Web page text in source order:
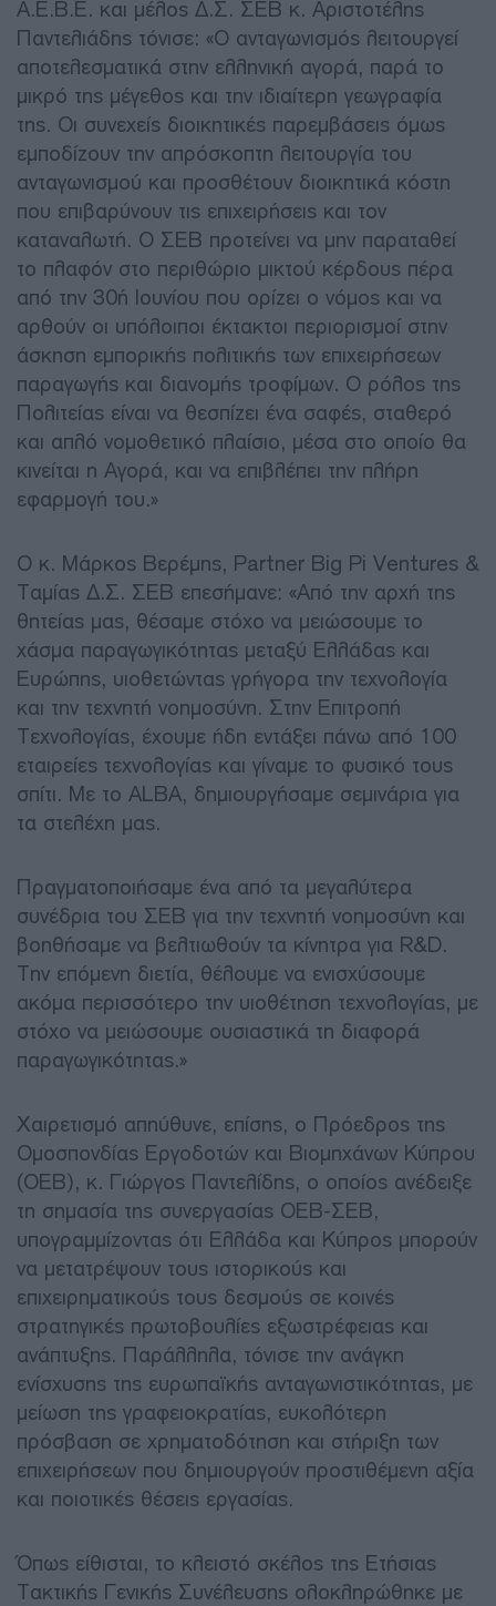
Α.Ε.Β.Ε. και μέλος Δ.Σ. ΣΕΒ κ. Αριστοτέλης
Παντελιάδης τόνισε: «Ο ανταγωνισμός λειτουργεί
αποτελεσματικά στην ελληνική αγορά, παρά το
μικρό της μέγεθος και την ιδιαίτερη γεωγραφία
της. Οι συνεχείς διοικητικές παρεμβάσεις όμως
εμποδίζουν την απρόσκοπτη λειτουργία του
ανταγωνισμού και προσθέτουν διοικητικά κόστη
που επιβαρύνουν τις επιχειρήσεις και τον
καταναλωτή. Ο ΣΕΒ προτείνει να μην παραταθεί
το πλαφόν στο περιθώριο μικτού κέρδους πέρα
από την 30ή Ιουνίου που ορίζει ο νόμος και να
αρθούν οι υπόλοιποι έκτακτοι περιορισμοί στην
άσκηση εμπορικής πολιτικής των επιχειρήσεων
παραγωγής και διανομής τροφίμων. Ο ρόλος της
Πολιτείας είναι να θεσπίζει ένα σαφές, σταθερό
και απλό νομοθετικό πλαίσιο, μέσα στο οποίο θα
κινείται η Αγορά, και να επιβλέπει την πλήρη
εφαρμογή του.»
Ο κ. Μάρκος Βερέμης, Partner Big Pi Ventures &
Ταμίας Δ.Σ. ΣΕΒ επεσήμανε: «Από την αρχή της
θητείας μας, θέσαμε στόχο να μειώσουμε το
χάσμα παραγωγικότητας μεταξύ Ελλάδας και
Ευρώπης, υιοθετώντας γρήγορα την τεχνολογία
και την τεχνητή νοημοσύνη. Στην Επιτροπή
Τεχνολογίας, έχουμε ήδη εντάξει πάνω από 100
εταιρείες τεχνολογίας και γίναμε το φυσικό τους
σπίτι. Με το ALBA, δημιουργήσαμε σεμινάρια για
τα στελέχη μας.
Πραγματοποιήσαμε ένα από τα μεγαλύτερα
συνέδρια του ΣΕΒ για την τεχνητή νοημοσύνη και
βοηθήσαμε να βελτιωθούν τα κίνητρα για R&D.
Την επόμενη διετία, θέλουμε να ενισχύσουμε
ακόμα περισσότερο την υιοθέτηση τεχνολογίας, με
στόχο να μειώσουμε ουσιαστικά τη διαφορά
παραγωγικότητας.»
Χαιρετισμό απηύθυνε, επίσης, ο Πρόεδρος της
Ομοσπονδίας Εργοδοτών και Βιομηχάνων Κύπρου
(ΟΕΒ), κ. Γιώργος Παντελίδης, ο οποίος ανέδειξε
τη σημασία της συνεργασίας ΟΕΒ-ΣΕΒ,
υπογραμμίζοντας ότι Ελλάδα και Κύπρος μπορούν
να μετατρέψουν τους ιστορικούς και
επιχειρηματικούς τους δεσμούς σε κοινές
στρατηγικές πρωτοβουλίες εξωστρέφειας και
ανάπτυξης. Παράλληλα, τόνισε την ανάγκη
ενίσχυσης της ευρωπαϊκής ανταγωνιστικότητας, με
μείωση της γραφειοκρατίας, ευκολότερη
πρόσβαση σε χρηματοδότηση και στήριξη των
επιχειρήσεων που δημιουργούν προστιθέμενη αξία
και ποιοτικές θέσεις εργασίας.
Όπως είθισται, το κλειστό σκέλος της Ετήσιας
Τακτικής Γενικής Συνέλευσης ολοκληρώθηκε με